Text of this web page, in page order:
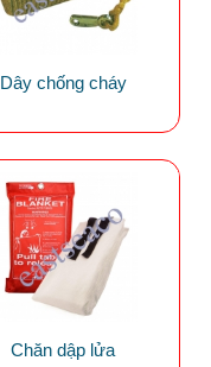
Dây chống cháy
Chăn dập lửa